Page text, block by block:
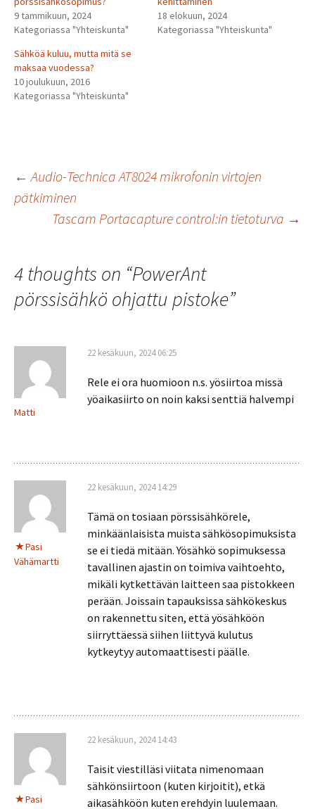
9 tammikuun, 2024
Kategoriassa "Yhteiskunta"
18 elokuun, 2024
Kategoriassa "Yhteiskunta"
Sähköä kuluu, mutta mitä se
maksaa vuodessa?
10 joulukuun, 2016
Kategoriassa "Yhteiskunta"
Artikkelien
selaus
← Audio-Technica AT8024 mikrofonin virtojen
pätkiminen
Tascam Portacapture control:in tietoturva →
4 thoughts on “PowerAnt
pörssisähkö ohjattu pistoke”
Matti
22 kesäkuun, 2024 06:25
Rele ei ora huomioon n.s. yösiirtoa missä
yöaikasiirto on noin kaksi senttiä halvempi
Pasi
Vähämartti
22 kesäkuun, 2024 14:29
Tämä on tosiaan pörssisähkörele,
minkäänlaisista muista sähkösopimuksista
se ei tiedä mitään. Yösähkö sopimuksessa
tavallinen ajastin on toimiva vaihtoehto,
mikäli kytkettävän laitteen saa pistokkeen
perään. Joissain tapauksissa sähkökeskus
on rakennettu siten, että yösähköön
siirryttäessä siihen liittyvä kulutus
kytkeytyy automaattisesti päälle.
Pasi
22 kesäkuun, 2024 14:43
Taisit viestilläsi viitata nimenomaan
sähkönsiirtoon (kuten kirjoitit), etkä
aikasähköön kuten erehdyin luulemaan.